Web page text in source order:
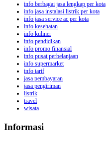
info berbagai jasa lengkap per kota
info jasa instalasi listrik per kota
info jasa service ac per kota
info kesehatan
info kuliner
info pendidikan
info promo finansial
info pusat perbelanjaan
info supermarket
info tarif
jasa pembayaran
jasa pengiriman
listrik
travel
wisata
Informasi